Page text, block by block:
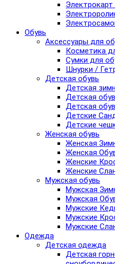
Обувь
Аксессуары для
Косметика
Сумки для
Шнурки /
Детская обувь
Детская
Детская
Детская
Детские
Детские
Женская обувь
Женская
Женская
Женские
Женские
Мужская обувь
Мужская
Мужская
Мужские
Мужские
Мужские
Одежда
Детская одежда
Детская